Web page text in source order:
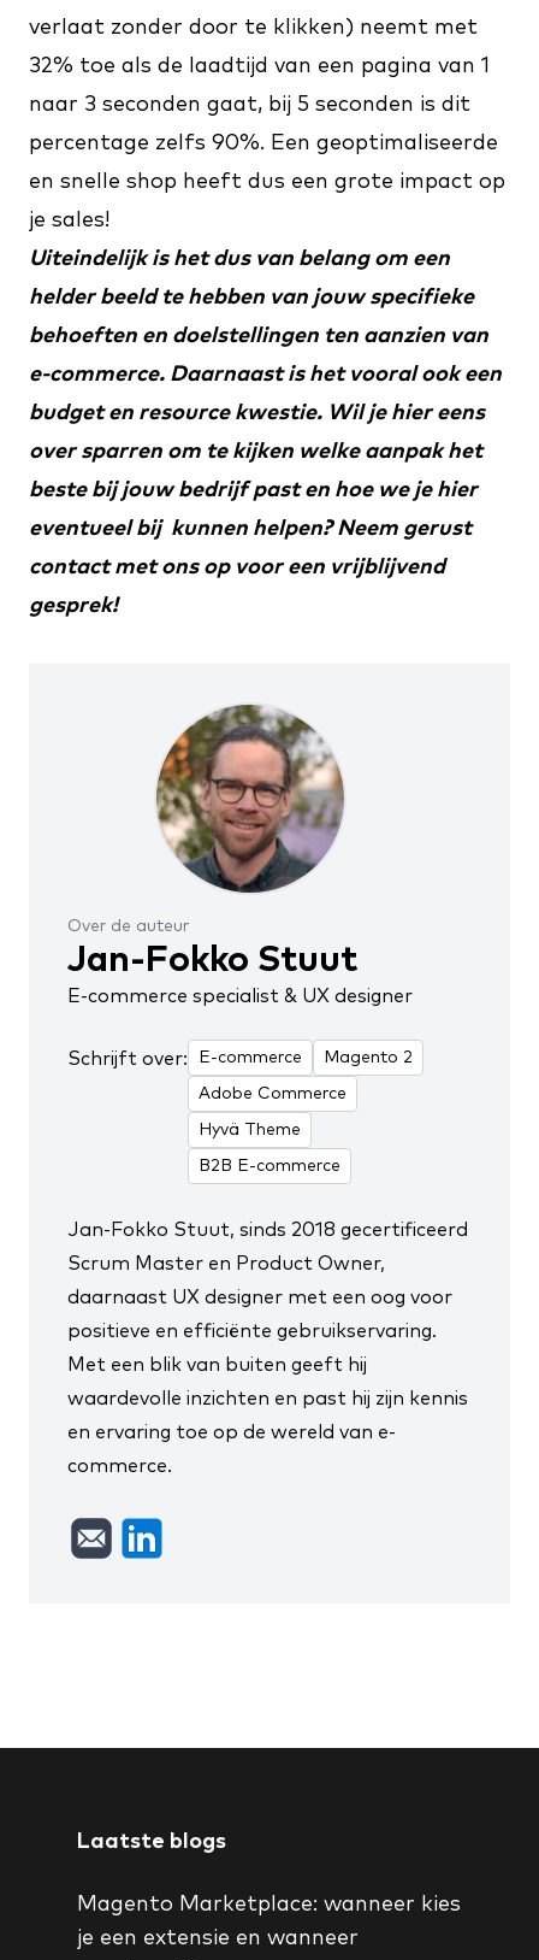
verlaat zonder door te klikken) neemt met
32% toe als de laadtijd van een pagina van 1
naar 3 seconden gaat, bij 5 seconden is dit
percentage zelfs 90%. Een geoptimaliseerde
en snelle shop heeft dus een grote impact op
je sales!
Uiteindelijk is het dus van belang om een
helder beeld te hebben van jouw specifieke
behoeften en doelstellingen ten aanzien van
e-commerce. Daarnaast is het vooral ook een
budget en resource kwestie. Wil je hier eens
over sparren om te kijken welke aanpak het
beste bij jouw bedrijf past en hoe we je hier
eventueel bij kunnen helpen? Neem gerust
contactmet ons op voor een vrijblijvend
gesprek!
Over de auteur
Jan-Fokko Stuut
E-commerce specialist & UX designer
Schrijft over: E-commerce Magento 2
Adobe Commerce
Hyvä Theme
B2B E-commerce
Jan-Fokko Stuut, sinds 2018 gecertificeerd
Scrum Master en Product Owner,
daarnaast UX designer met een oog voor
positieve en efficiënte gebruikservaring.
Met een blik van buiten geeft hij
waardevolle inzichten en past hij zijn kennis
en ervaring toe op de wereld van e-
commerce.
Laatste blogs
Magento Marketplace: wanneer kies
je een extensie en wanneer